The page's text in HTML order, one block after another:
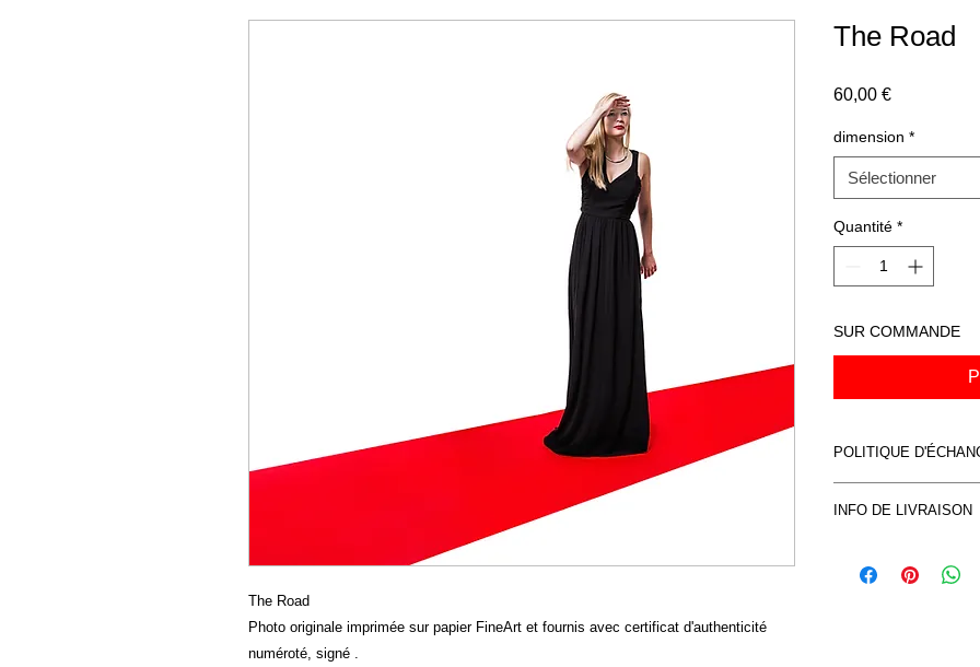
The Road
Photo originale imprimée sur papier FineArt et fournis avec certificat d'authenticité
numéroté, signé .
The Road
60,00 €Prix
dimension *
Sélectionner
Quantité *
SUR COMMANDE
POLITIQUE
INFO DE LIVRAISON